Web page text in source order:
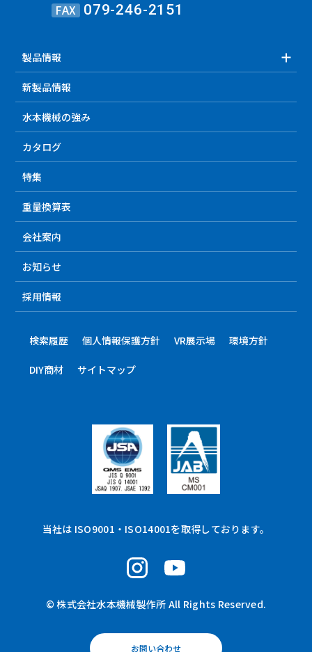
お問い合わせ
FAX 079-246-2151
製品情報
新製品情報
水本機械の強み
カタログ
特集
重量換算表
会社案内
お知らせ
採用情報
検索履歴 個人情報保護方針 VR展示場 環境方針
DIY商材 サイトマップ
当社は ISO9001・ISO14001を取得しております。
© 株式会社水本機械製作所 All Rights Reserved.